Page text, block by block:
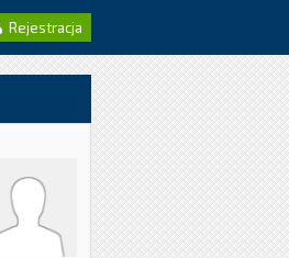
Rejestracja